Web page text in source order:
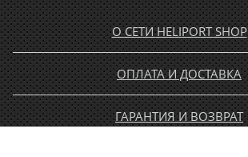
О СЕТИ HELIPORT SHOP
ОПЛАТА И ДОСТАВКА
ГАРАНТИЯ И ВОЗВРАТ